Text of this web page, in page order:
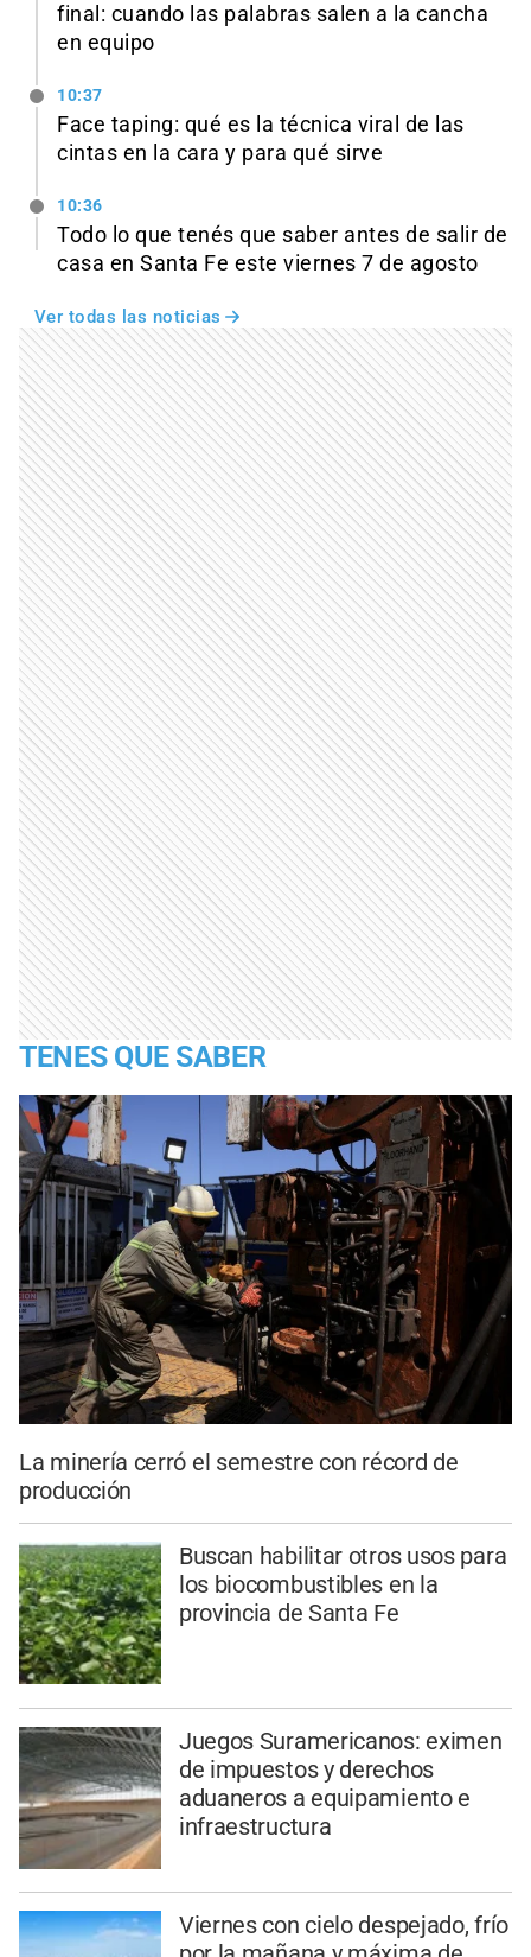
final: cuando las palabras salen a la cancha
en equipo
10:37
Face taping: qué es la técnica viral de las
cintas en la cara y para qué sirve
10:36
Todo lo que tenés que saber antes de salir de
casa en Santa Fe este viernes 7 de agosto
Ver todas las noticias
TENES QUE SABER
La minería cerró el semestre con récord de
producción
Buscan habilitar otros usos para
los biocombustibles en la
provincia de Santa Fe
Juegos Suramericanos: eximen
de impuestos y derechos
aduaneros a equipamiento e
infraestructura
Viernes con cielo despejado, frío